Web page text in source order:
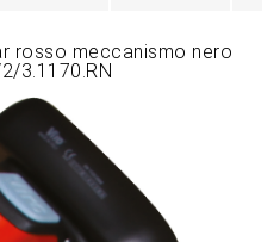
rosso meccanismo nero
3.1170.RN